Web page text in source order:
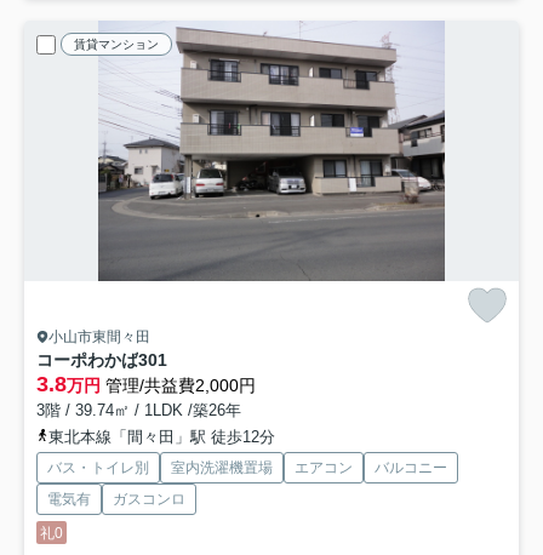
賃貸マンション
小山市東間々田
コーポわかば301
3.8万円 管理/共益費2,000円
3階 / 39.74㎡ / 1LDK /築26年
東北本線「間々田」駅 徒歩12分
バス・トイレ別 室内洗濯機置場 エアコン
バルコニー
電気有
ガスコンロ
礼0